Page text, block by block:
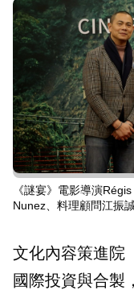
《謎宴》電影導演
Nunez、料理顧問江振
文化內容策進院
國際投資與合製